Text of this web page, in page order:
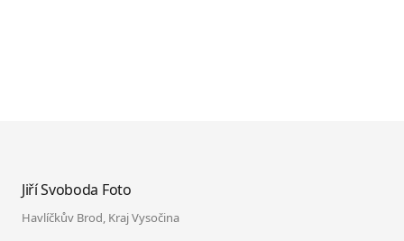
Jiří Svoboda Foto
Havlíčkův Brod, Kraj Vysočina